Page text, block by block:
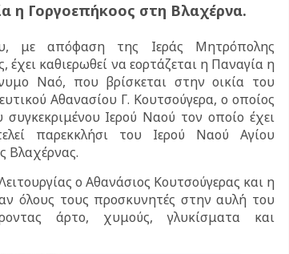
η Γοργοεπήκοος στη Βλαχέρνα.
με απόφαση της Ιεράς Μητρόπολης
έχει καθιερωθεί να εορτάζεται η Παναγία η
Ναό, που βρίσκεται στην οικία του
Αθανασίου Γ. Κουτσούγερα, ο οποίος
συγκεκριμένου Ιερού Ναού τον οποίο έχει
παρεκκλήσι του Ιερού Ναού Αγίου
Βλαχέρνας.
ο Αθανάσιος Κουτσούγερας και η
όλους τους προσκυνητές στην αυλή του
άρτο, χυμούς, γλυκίσματα και